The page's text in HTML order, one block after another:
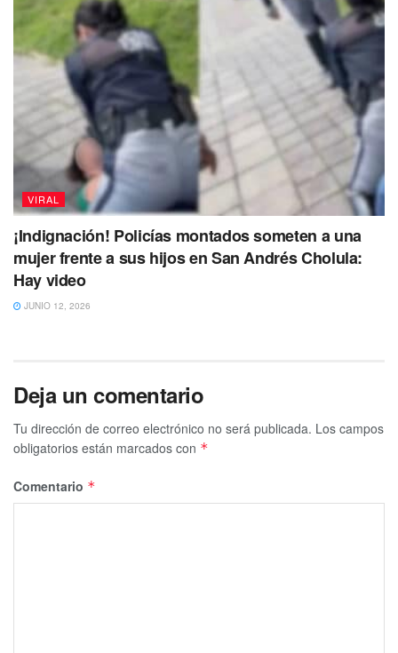
VIRAL
¡Indignación! Policías montados someten a una
mujer frente a sus hijos en San Andrés Cholula:
Hay video
JUNIO 12, 2026
Deja un comentario
Tu dirección de correo electrónico no será publicada. Los campos
obligatorios están marcados con *
Comentario *